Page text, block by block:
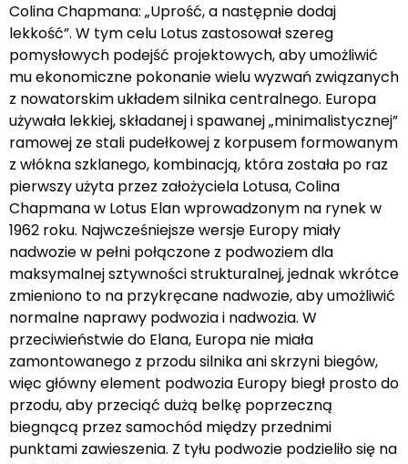
Colina Chapmana: „Uprość, a następnie dodaj
lekkość”. W tym celu Lotus zastosował szereg
pomysłowych podejść projektowych, aby umożliwić
mu ekonomiczne pokonanie wielu wyzwań związanych
z nowatorskim układem silnika centralnego. Europa
używała lekkiej, składanej i spawanej „minimalistycznej”
ramowej ze stali pudełkowej z korpusem formowanym
z włókna szklanego, kombinacją, która została po raz
pierwszy użyta przez założyciela Lotusa, Colina
Chapmana w Lotus Elan wprowadzonym na rynek w
1962 roku. Najwcześniejsze wersje Europy miały
nadwozie w pełni połączone z podwoziem dla
maksymalnej sztywności strukturalnej, jednak wkrótce
zmieniono to na przykręcane nadwozie, aby umożliwić
normalne naprawy podwozia i nadwozia. W
przeciwieństwie do Elana, Europa nie miała
zamontowanego z przodu silnika ani skrzyni biegów,
więc główny element podwozia Europy biegł prosto do
przodu, aby przeciąć dużą belkę poprzeczną
biegnącą przez samochód między przednimi
punktami zawieszenia. Z tyłu podwozie podzieliło się na